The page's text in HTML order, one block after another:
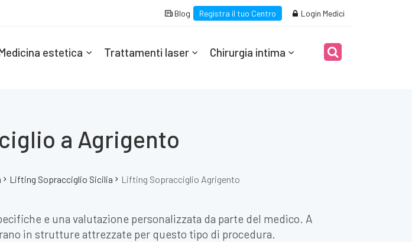
Blog Registra il tuo Centro Login Medici
estetica Trattamenti laser Chirurgia intima
a Agrigento
Lifting Sopracciglio Sicilia Lifting Sopracciglio Agrigento
e una valutazione personalizzata da parte del medico. A
in strutture attrezzate per questo tipo di procedura.